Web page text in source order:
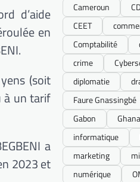
d’aide
en
(soit
à un tarif
a
2023 et
Cameroun
CEET
Comptabilité
crime
diplomatie
Faure Gnassingbé
Gabon
Ghana
informatique
marketing
numérique